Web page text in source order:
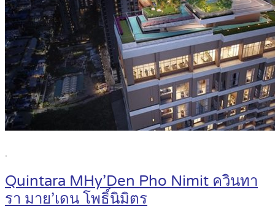
.
Quintara MHy’Den Pho Nimit ควินทา
รา มาย’เดน โพธิ์นิมิตร